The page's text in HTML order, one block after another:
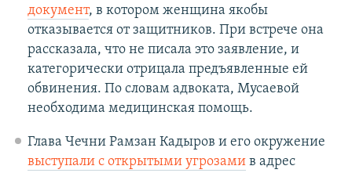
документ, в котором женщина якобы
отказывается от защитников. При встрече она
рассказала, что не писала это заявление, и
категорически отрицала предъявленные ей
обвинения. По словам адвоката, Мусаевой
необходима медицинская помощь.
Глава Чечни Рамзан Кадыров и его окружение
выступали с открытыми угрозамив адрес